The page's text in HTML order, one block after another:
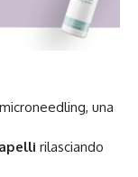
una
rilasciando